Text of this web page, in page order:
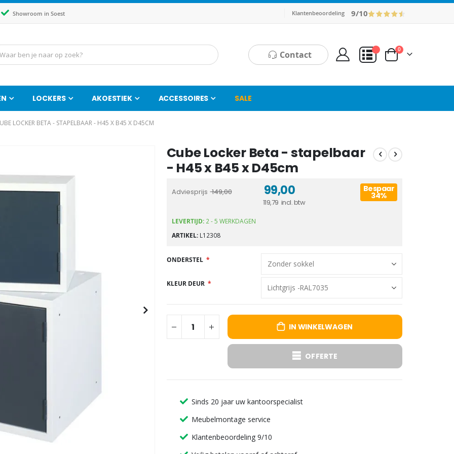
Showroom in Soest Klantenbeoordeling 9/10
Contact Cart
0producten
LOCKERS AKOESTIEK ACCESSOIRES SALE
LOCKER BETA - STAPELBAAR - H45 X B45 X D45CM
afbeeldingen-
gallerij
Cube Locker Beta - stapelbaar
- H45 x B45 x D45cm
Adviesprijs 149,00
119,79
99,00 Bespaar
34%
LEVERTIJD: 2 - 5 WERKDAGEN
ARTIKEL L12308
ONDERSTEL
KLEUR DEUR
IN WINKELWAGEN
OFFERTE
Sinds 20 jaar uw kantoorspecialist
Meubelmontage service
Klantenbeoordeling 9/10